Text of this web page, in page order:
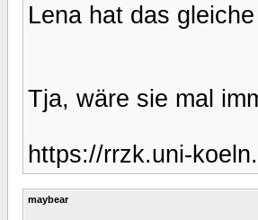
Lena hat das
Tja, wäre sie mal
https://rrzk.uni-
maybear